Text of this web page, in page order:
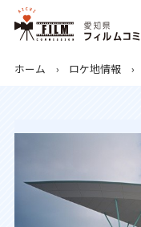
ホーム ロケ地情報